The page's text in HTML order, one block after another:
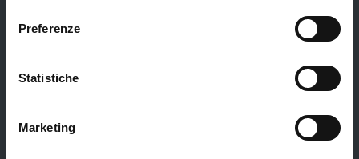
Preferenze
Statistiche
Marketing
Nucleo di Cure Primarie (NCP)
sanitario e sociale (PUA)
Sanità Pubblica